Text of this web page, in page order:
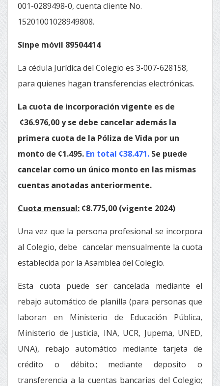
001-0289498-0, cuenta cliente No.
15201001028949808.
Sinpe móvil 89504414
La cédula Jurídica del Colegio es 3-007-628158,
para quienes hagan transferencias electrónicas.
La cuota de incorporación vigente es de
¢36.976,00 y se debe cancelar además la
primera cuota de la Póliza de Vida por un
monto de ¢1.495. En total ¢38.471. Se puede
cancelar como un único monto en las mismas
cuentas anotadas anteriormente.
Cuota mensual: ¢8.775,00 (vigente 2024)
Una vez que la persona profesional se incorpora
al Colegio, debe cancelar mensualmente la cuota
establecida por la Asamblea del Colegio.
Esta cuota puede ser cancelada mediante el
rebajo automático de planilla (para personas que
laboran en Ministerio de Educación Pública,
Ministerio de Justicia, INA, UCR, Jupema, UNED,
UNA), rebajo automático mediante tarjeta de
crédito o débito.; mediante deposito o
transferencia a la cuentas bancarias del Colegio;